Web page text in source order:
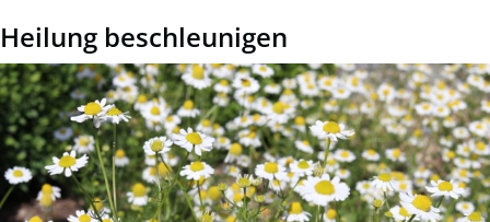
Heilung beschleunigen